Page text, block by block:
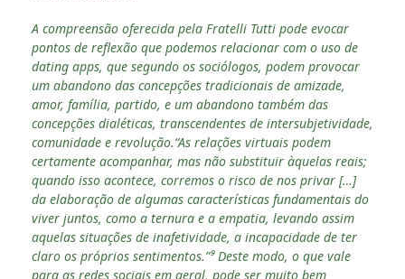
A compreensão oferecida pela Fratelli Tutti pode evocar
pontos de reflexão que podemos relacionar com o uso de
dating apps, que segundo os sociólogos, podem provocar
um abandono das concepções tradicionais de amizade,
amor, família, partido, e um abandono também das
concepções dialéticas, transcendentes de intersubjetividade,
comunidade e revolução.“As relações virtuais podem
certamente acompanhar, mas não substituir àquelas reais;
quando isso acontece, corremos o risco de nos privar […]
da elaboração de algumas características fundamentais do
viver juntos, como a ternura e a empatia, levando assim
aquelas situações de inafetividade, a incapacidade de ter
claro os próprios sentimentos.”⁹ Deste modo, o que vale
para as redes sociais em geral, pode ser muito bem